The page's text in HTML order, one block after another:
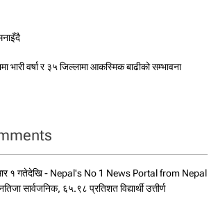
वर्षा र ३५ जिल्लामा आकस्मिक बाढीको सम्भावना
१ गतेदेखि - Nepal's No 1 News Portal from Nepal
सार्वजनिक, ६५.९८ प्रतिशत विद्यार्थी उत्तीर्ण